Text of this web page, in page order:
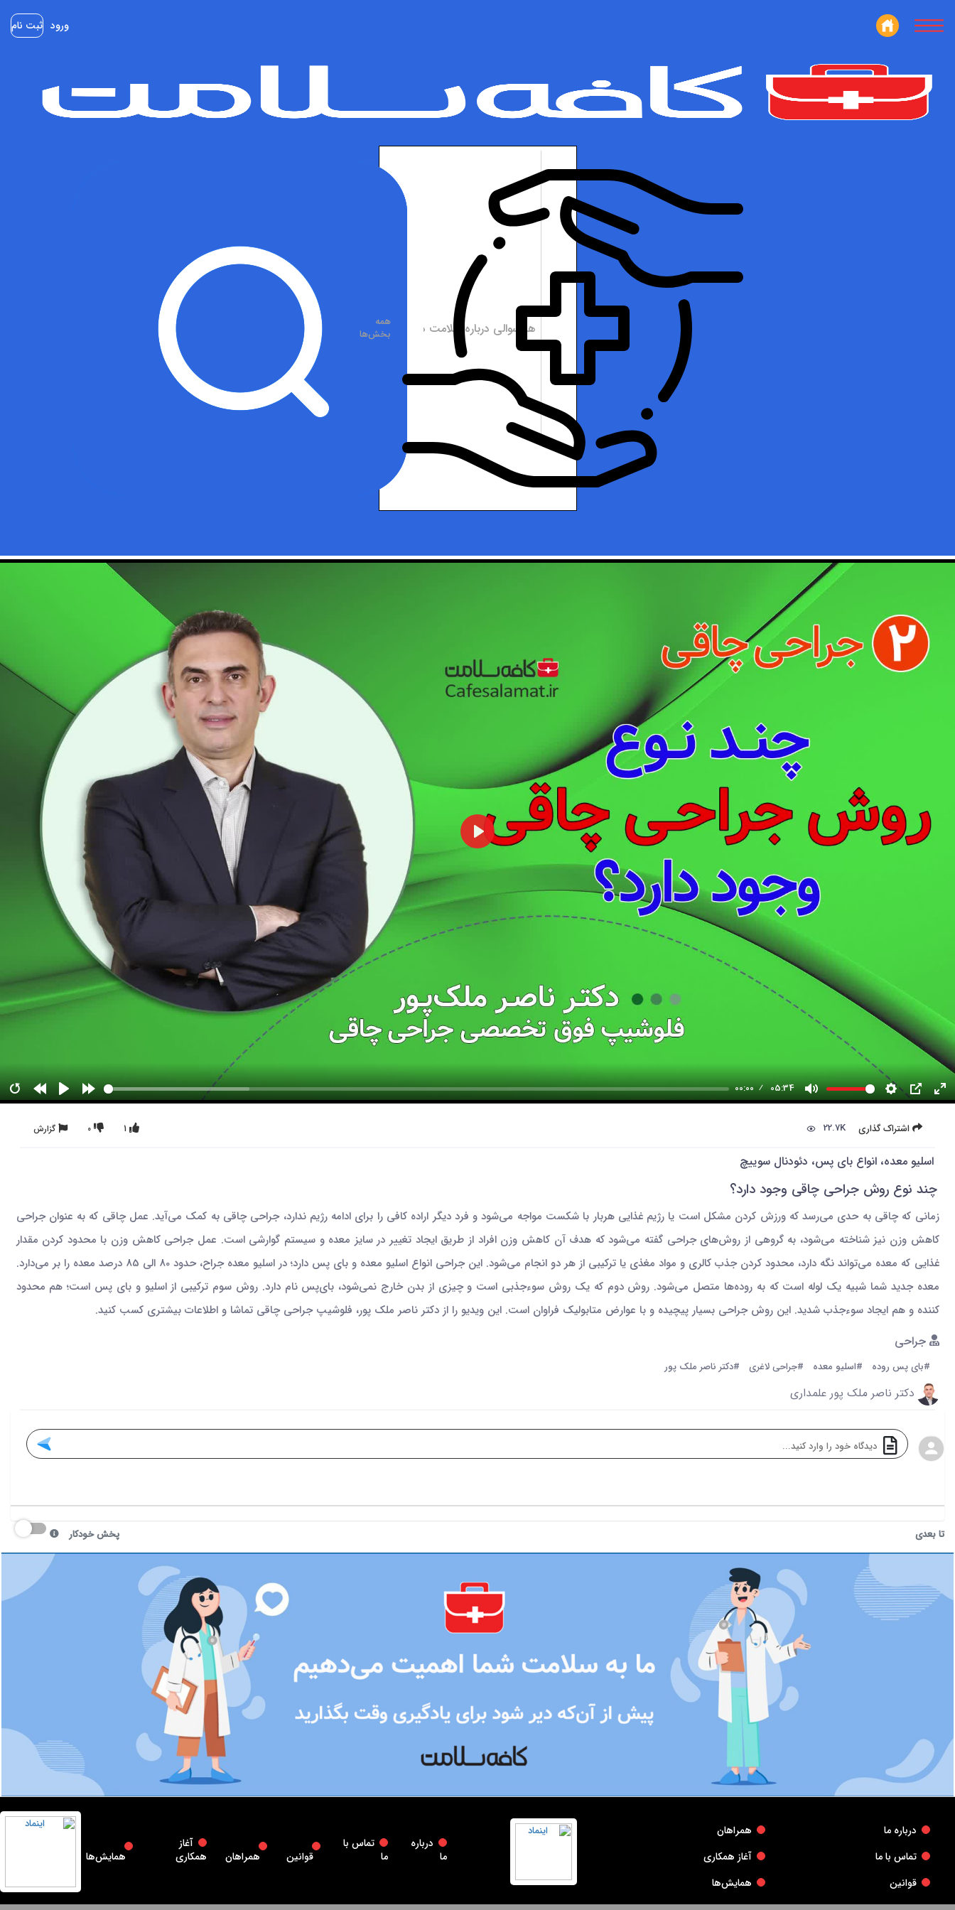
ورود ثبت نام
همه
بخش‌ها
00:00 05:34
اشتراک گذاری 22.7K گزارش 0 1
اسلیو معده، انواع بای پس، دئودنال سوییچ
چند نوع روش‌ جراحی چاقی وجود دارد؟
زمانی که چاقی به حدی می‌رسد که ورزش کردن مشکل است یا رژیم غذایی هربار با شکست مواجه می‌شود و فرد دیگر اراده کافی را برای ادامه رژیم ندارد، جراحی چاقی به کمک می‌آید. عمل چاقی که به عنوان جراحی
کاهش وزن نیز شناخته می‌شود، به گروهی از روش‌های جراحی گفته می‌شود که هدف آن کاهش وزن افراد از طریق ایجاد تغییر در سایز معده و سیستم گوارشی است. عمل جراحی کاهش وزن با محدود کردن مقدار
غذایی که معده می‌تواند نگه دارد، محدود کردن جذب کالری و مواد مغذی یا ترکیبی از هر دو انجام می‌شود. این جراحی انواع اسلیو معده و بای پس دارد؛ در اسلیو معده جراح، حدود 80 الی 85 درصد معده را بر می‌دارد.
معده جدید شما شبیه یک لوله است که به روده‌ها متصل می‌شود. روش دوم که یک روش سوءجذبی است و چیزی از بدن خارج نمی‌شود، بای‌پس نام دارد. روش سوم ترکیبی از اسلیو و بای پس است؛ هم محدود
کننده و هم ایجاد سوءجذب شدید. این روش جراحی بسیار پیچیده و با عوارض متابولیک فراوان است.‌ این ویدیو را از دکتر ناصر ملک پور، فلوشیپ جراحی چاقی تماشا و اطلاعات بیشتری کسب کنید.
جراحی
#بای پس روده #اسلیو معده #جراحی لاغری #دکتر ناصر ملک پور
دکتر ناصر ملک پور علمداری
تا بعدی پخش خودکار
درباره ما
تماس با ما
قوانین
همراهان
آغاز همکاری
همایش‌ها
درباره
ما
تماس با
ما
قوانین همراهان
آغاز
همکاری
همایش‌ها